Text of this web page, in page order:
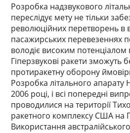
Розробка надзвукового
переслідує мету не тільки
революційних перетворень в
пасажирських перевезеннях
володіє високим потенціалом
Гіперзвукові ракети зможуть
протиракетну оборону
Розробка літального апарату
2006 році, і всі попередні
проводилися на території
ракетного комплексу США на
Використання